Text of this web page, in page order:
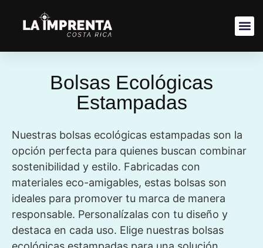
Bolsas Ecológicas
Estampadas
Nuestras bolsas ecológicas estampadas son la
opción perfecta para quienes buscan combinar
sostenibilidad y estilo. Fabricadas con
materiales eco-amigables, estas bolsas son
ideales para promover tu marca de manera
responsable. Personalízalas con tu diseño y
destaca en cada uso. Elige nuestras bolsas